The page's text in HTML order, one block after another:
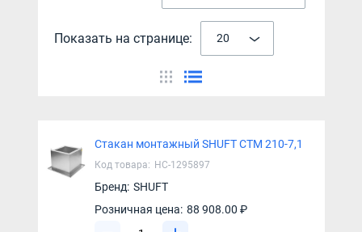
Показать на странице: 20
Стакан монтажный SHUFT СТМ 210-7,1
Код товара: НС-1295897
Бренд: SHUFT
Розничная цена: 88 908.00 ₽